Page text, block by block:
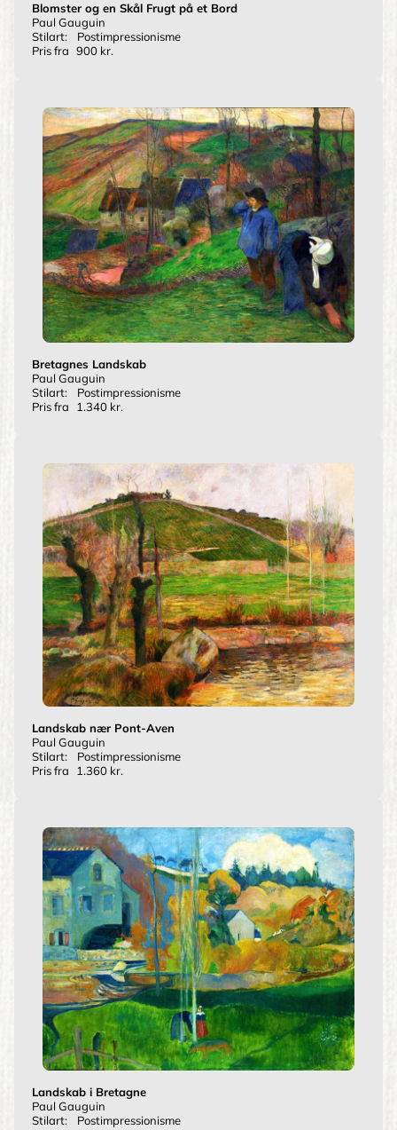
Blomster og en Skål Frugt på et Bord
Paul Gauguin
Stilart:
Postimpressionisme
Pris fra 900 kr.
Bretagnes Landskab
Paul Gauguin
Stilart:
Postimpressionisme
Pris fra
1.340 kr.
Landskab nær Pont-Aven
Paul Gauguin
Stilart:
Postimpressionisme
Pris fra
1.360 kr.
Landskab i Bretagne
Paul Gauguin
Stilart:
Postimpressionisme